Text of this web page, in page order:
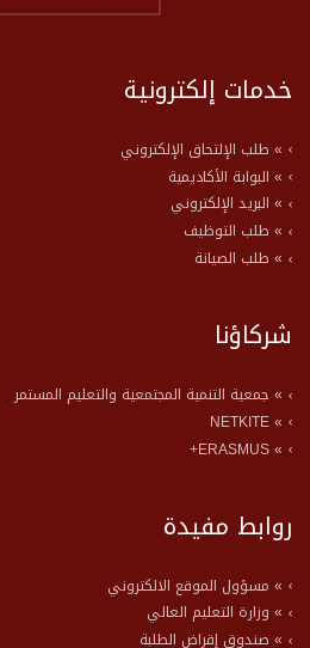
خدمات إلكترونية
» طلب الإلتحاق الإلكتروني
» البوابة الأكاديمية
» البريد الإلكتروني
» طلب التوظيف
» طلب الصيانة
شركاؤنا
» جمعية التنمية المجتمعية والتعليم المستمر
» NETKITE
» ERASMUS+
روابط مفيدة
» مسؤول الموقع الالكتروني
» وزارة التعليم العالي
» صندوق إقراض الطلبة